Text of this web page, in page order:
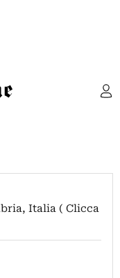
Italia ( Clicca